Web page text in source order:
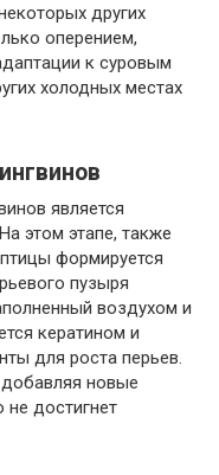
других
оперением,
к суровым
холодных местах
является
этом этапе, также
формируется
пузыря
воздухом и
кератином и
для роста перьев.
новые
не достигнет